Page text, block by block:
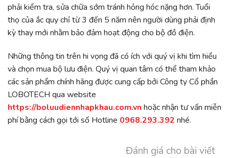
phải kiểm tra, sửa chữa sớm tránh hỏng hóc nặng hơn. Tuổi
thọ của ắc quy chỉ từ 3 đến 5 năm nên người dùng phải định
kỳ thay mới nhằm bảo đảm hoạt động cho bộ đồ điện.
Những thông tin trên hi vọng đã có ích với quý vị khi tìm hiểu
và chọn mua bộ lưu điện. Quý vị quan tâm có thể tham khảo
các sản phẩm chính hãng được cung cấp bởi Công ty Cổ phần
LOBOTECH qua website
https://boluudiennhapkhau.com.vn hoặc nhận tư vấn miễn
phí bằng cách gọi tới số Hotline 0968.293.392 nhé.
Đánh giá cho bài viết